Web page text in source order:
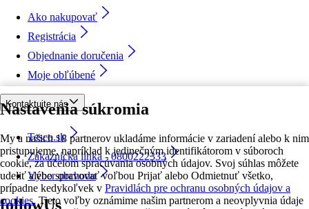
Nastavenia súkromia
My a našich 18 partnerov ukladáme informácie v zariadení alebo k nim
pristupujeme, napríklad k jedinečným identifikátorom v súboroch
cookie, za účelom spracúvania osobných údajov. Svoj súhlas môžete
udeliť alebo spravovať voľbou Prijať alebo Odmietnuť všetko,
prípadne kedykoľvek v Pravidlách pre ochranu osobných údajov a
cookies. Tieto voľby oznámime našim partnerom a neovplyvnia údaje
Ako nakupovať
Registrácia
Objednanie doručenia
Moje obľúbené
Kontaktujte nás
Tesco.sk
Zákaznícka linka - 0800222333
Výber obchodu
followUs